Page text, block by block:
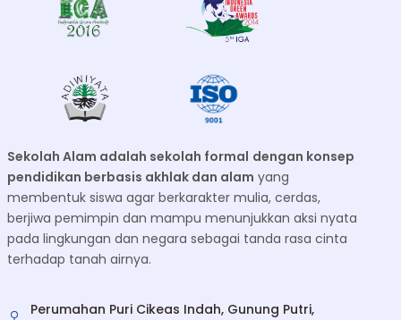
Sekolah Alam adalah sekolah formal dengan konsep
pendidikan berbasis akhlak dan alam yang
membentuk siswa agar berkarakter mulia, cerdas,
berjiwa pemimpin dan mampu menunjukkan aksi nyata
pada lingkungan dan negara sebagai tanda rasa cinta
terhadap tanah airnya.
Perumahan Puri Cikeas Indah, Gunung Putri,